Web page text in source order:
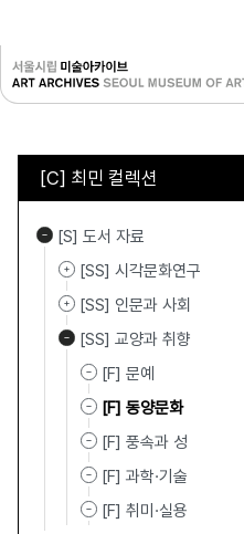
[C] 최민 컬렉션
[S] 도서 자료
[SS] 시각문화연구
[SS] 인문과 사회
[SS] 교양과 취향
[F] 문예
[F] 동양문화
[F] 풍속과 성
[F] 과학·기술
[F] 취미·실용